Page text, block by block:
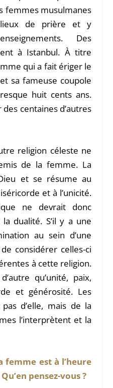
femmes musulmanes
de prière et y
Des
à Istanbul. À titre
qui a fait ériger le
sa fameuse coupole
huit cents ans.
centaines d’autres
religion céleste ne
de la femme. La
et se résume au
et à l’unicité.
ne devrait donc
dualité. S’il y a une
au sein d’une
considérer celles-ci
à cette religion.
qu’unité, paix,
et générosité. Les
d’elle, mais de la
l’interprètent et la
femme est à l’heure
pensez-vous ?